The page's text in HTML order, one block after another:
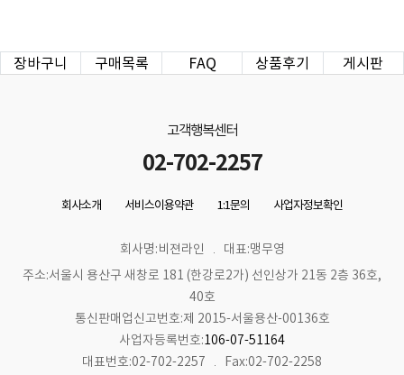
장바구니 구매목록 FAQ 상품후기 게시판
고객행복센터
02-702-2257
회사소개 서비스이용약관 1:1문의 사업자정보확인
회사명:비젼라인
대표:맹무영
주소:서울시 용산구 새창로 181 (한강로2가) 선인상가 21동 2층 36호,
40호
통신판매업신고번호:제 2015-서울용산-00136호
사업자등록번호:106-07-51164
대표번호:02-702-2257
Fax:02-702-2258